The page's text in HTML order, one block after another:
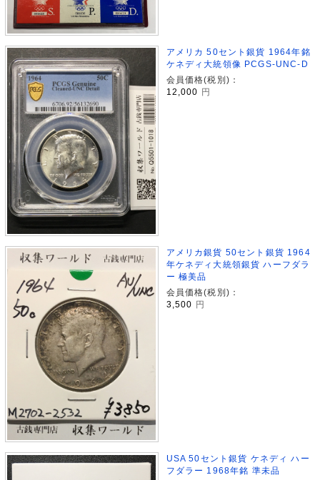
アメリカ 50セント銀貨 1964年銘
ケネディ大統領像 PCGS-UNC-D
会員価格(税別)：
12,000 円
アメリカ銀貨 50セント銀貨 1964
年ケネディ大統領銀貨 ハーフダラ
ー 極美品
会員価格(税別)：
3,500 円
USA 50セント銀貨 ケネディ ハー
フダラー 1968年銘 準未品